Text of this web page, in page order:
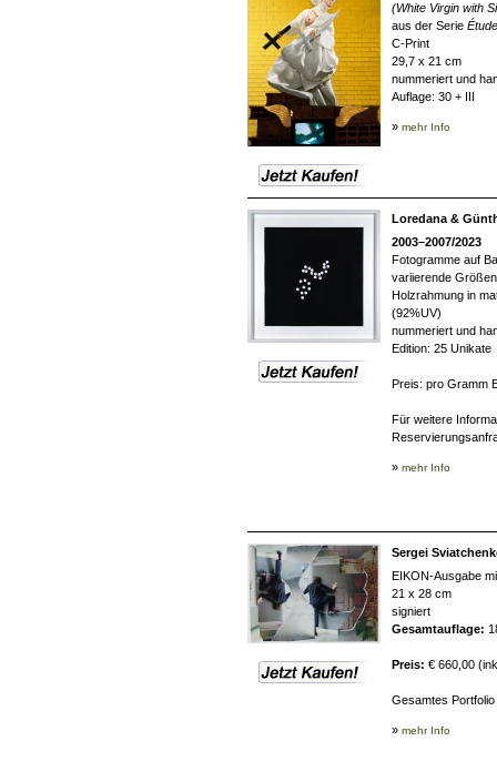
(White Virgin with
aus der Serie
C-Print
29,7 x 21 cm
nummeriert und
Auflage: 30 + III
» mehr Info
Loredana &
2003–2007/2023
Fotogramme auf
variierende Größen
Holzrahmung in
(92%UV)
nummeriert und
Edition: 25 Unikate
Preis: pro Gramm
Für weitere
» mehr Info
Sergei
EIKON-Ausgabe
21 x 28 cm
signiert
Gesamtauflage:
Preis: € 660,00
Gesamtes
» mehr Info